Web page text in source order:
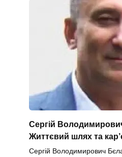
Сергій
Життєвий шлях та
Сергій Володимирович